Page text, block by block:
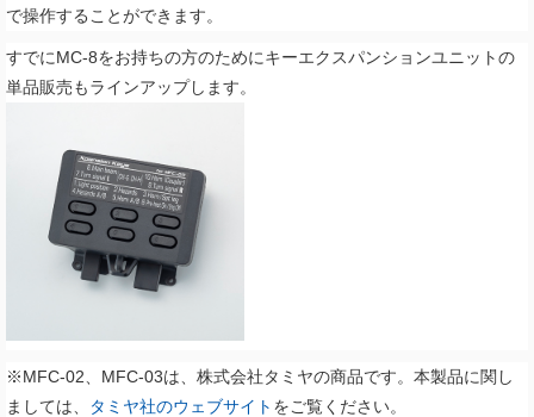
で操作することができます。
すでにMC-8をお持ちの方のためにキーエクスパンションユニットの
単品販売もラインアップします。
※MFC-02、MFC-03は、株式会社タミヤの商品です。本製品に関し
ましては、
タミヤ社のウェブサイト をご覧ください。